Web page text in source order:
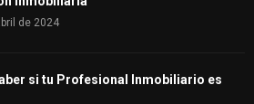
de 2024
si tu Profesional Inmobiliario es